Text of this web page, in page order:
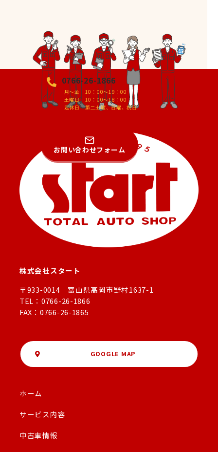
0766-26-1866
月～金 10：00～19：00
土曜日 10：00～18：00
定休日 第二土曜、日曜、祝日
お問い合わせフォーム
株式会社スタート
〒933-0014 富山県高岡市野村1637-1
TEL：0766-26-1866
FAX：0766-26-1865
GOOGLE MAP
ホーム
サービス内容
中古車情報